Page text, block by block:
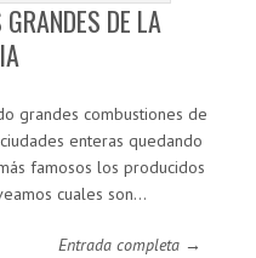
DE LA
grandes combustiones de
enteras quedando
famosos los producidos
cuales son…
Entrada completa →